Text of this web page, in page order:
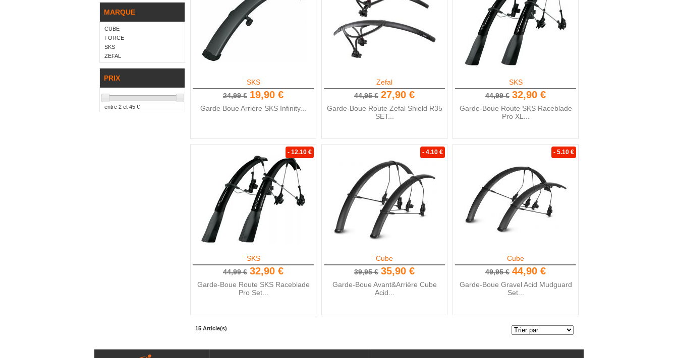
MARQUE
CUBE
FORCE
SKS
ZEFAL
PRIX
entre 2 et 45 €
SKS
24,99 € 19,90 €
Garde Boue Arrière SKS Infinity...
Zefal
44,95 € 27,90 €
Garde-Boue Route Zefal Shield R35
SET...
SKS
44,99 € 32,90 €
Garde-Boue Route SKS Raceblade
Pro XL...
- 12.10 €
SKS
44,99 € 32,90 €
Garde-Boue Route SKS Raceblade
Pro Set...
- 4.10 €
Cube
39,95 € 35,90 €
Garde-Boue Avant&Arrière Cube
Acid...
- 5.10 €
Cube
49,95 € 44,90 €
Garde-Boue Gravel Acid Mudguard
Set...
15 Article(s)